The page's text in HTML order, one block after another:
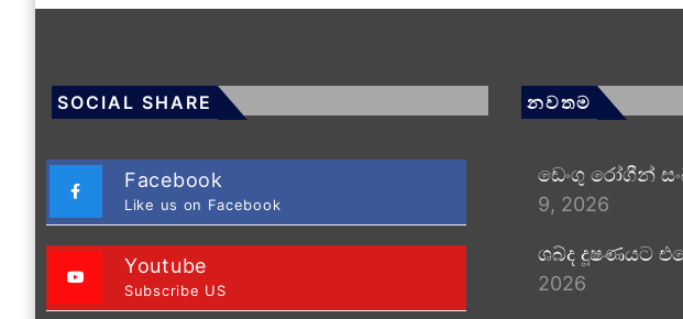
SOCIAL SHARE
Facebook
Like us on Facebook
Youtube
Subscribe US
නවතම
ඩෙංගු රෝගීන්
9, 2026
ශබ්ද දූෂණයට
2026